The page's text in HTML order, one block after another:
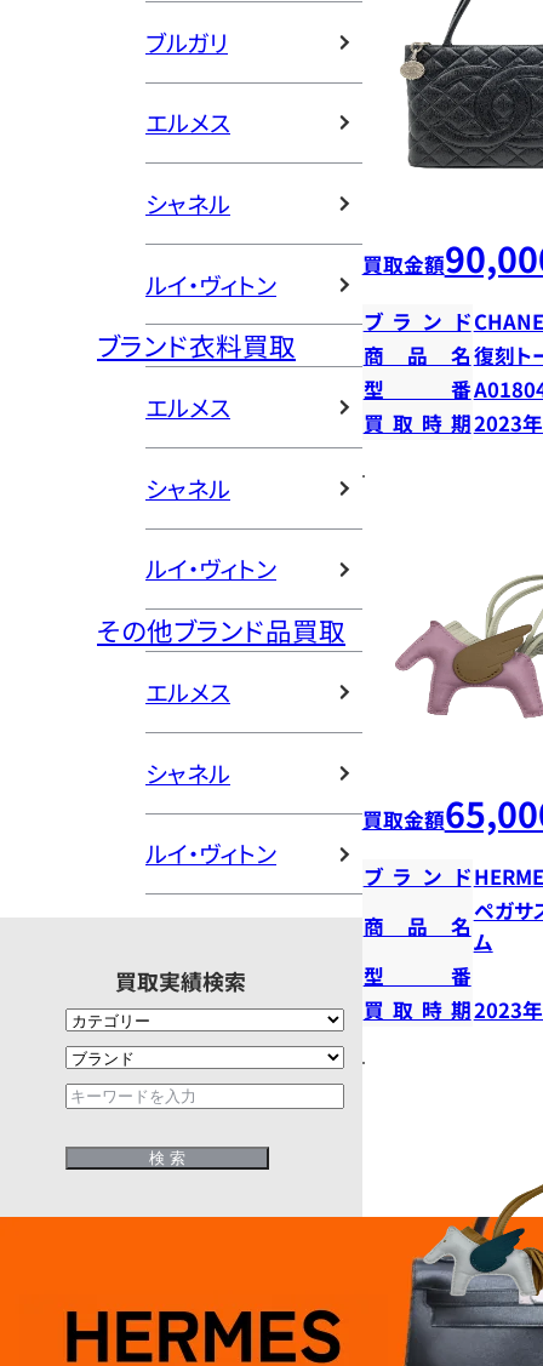
ブルガリ
エルメス
シャネル
ルイ・ヴィトン
ブランド衣料買取
エルメス
シャネル
ルイ・ヴィトン
その他ブランド品買取
エルメス
シャネル
ルイ・ヴィトン
買取実績検索
買取金額
ブランド
商品名復刻ト
型番
買取時期2023
買取金額
ブランド
商品名
ペガサ
ム
型番
買取時期2023